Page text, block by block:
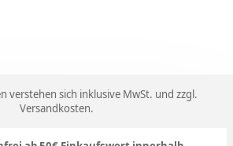
verstehen sich inklusive MwSt. und zzgl.
Versandkosten.